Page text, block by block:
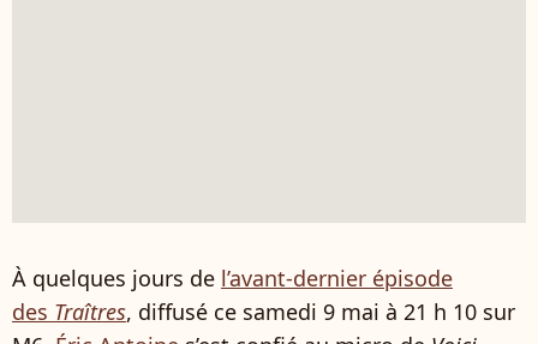
À quelques jours de l’avant-dernier épisode
des Traîtres, diffusé ce samedi 9 mai à 21 h 10 sur